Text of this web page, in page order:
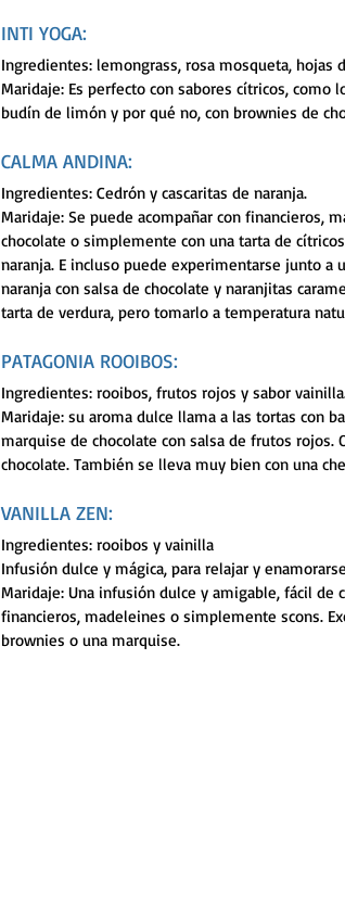
INTI YOGA:
Ingredientes: lemongrass, rosa mosqueta, hojas
Maridaje: Es perfecto con sabores cítricos,
budín de limón y por qué no, con brownies de
CALMA ANDINA:
Ingredientes: Cedrón y cascaritas de naranja.
Maridaje: Se puede acompañar con financieros,
chocolate o simplemente con una tarta de
naranja. E incluso puede experimentarse junto
naranja con salsa de chocolate y naranjitas
tarta de verdura, pero tomarlo a temperatura
PATAGONIA ROOIBOS:
Ingredientes: rooibos, frutos rojos y sabor
Maridaje: su aroma dulce llama a las tortas con
marquise de chocolate con salsa de frutos rojos.
chocolate. También se lleva muy bien con una
VANILLA ZEN:
Ingredientes: rooibos y vainilla
Infusión dulce y mágica, para relajar y enamorarse
Maridaje: Una infusión dulce y amigable, fácil de
financieros, madeleines o simplemente scons.
brownies o una marquise.